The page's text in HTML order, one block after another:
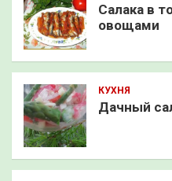
Салака в
овощами
КУХНЯ
Дачный